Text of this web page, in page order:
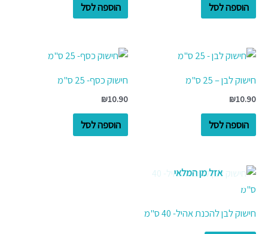
הוספה לסל הוספה לסל
חישוק לבן – 25 ס"מ
₪10.90
הוספה לסל
חישוק כסף- 25 ס"מ
₪10.90
הוספה לסל
אזל מן המלאי
חישוק לבן להכנת אהיל- 40 ס"מ